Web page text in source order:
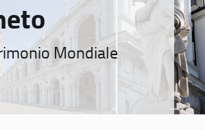
Mondiale